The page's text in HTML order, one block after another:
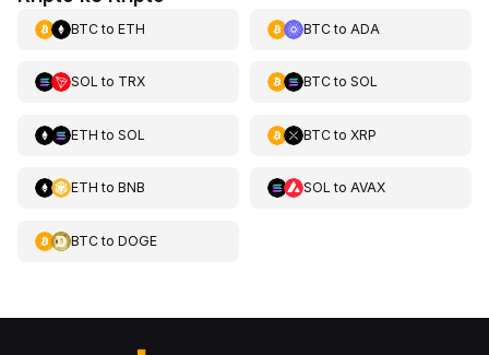
BTCto ETH BTCto ADA
SOL to TRX BTCto SOL
ETH to SOL BTCto XRP
ETH to BNB SOL to AVAX
BTCto DOGE